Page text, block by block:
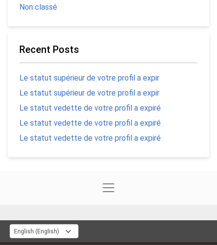
Non classé
Recent Posts
Le statut supérieur de votre profil a expir
Le statut supérieur de votre profil a expir
Le statut vedette de votre profil a expiré
Le statut vedette de votre profil a expiré
Le statut vedette de votre profil a expiré